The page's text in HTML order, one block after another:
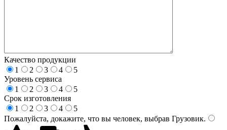
Качество продукции
1
2 3 4
5
Уровень сервиса
1
2 3 4
5
Срок изготовления
1
2 3 4
5
Пожалуйста, докажите, что вы человек, выбрав Грузовик.